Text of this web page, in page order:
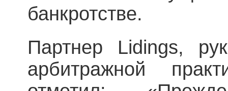
банкротстве.
Партнер Lidings,
арбитражной